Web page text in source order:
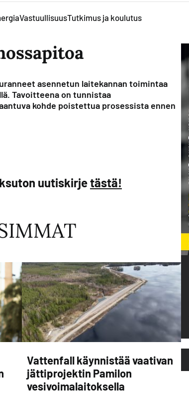
VastuullisuusTutkimus ja koulutus
asennetun laitekannan toimintaa
Tavoitteena on tunnistaa
kohde poistettua prosessista ennen
uutiskirjetästä!
Vattenfall käynnistää vaativan
jättiprojektin Pamilon
vesivoimalaitoksella